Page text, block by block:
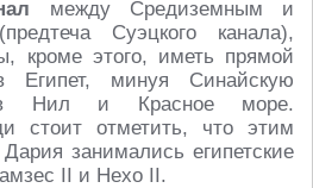
между Средиземным и
Суэцкого канала),
кроме этого, иметь прямой
минуя Синайскую
Нил и Красное море.
стоит отметить, что этим
занимались египетские
II и Нехо II.